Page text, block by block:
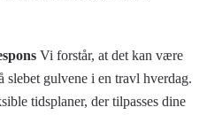
Vi forstår, at det kan være
gulvene i en travl hverdag.
tidsplaner, der tilpasses dine